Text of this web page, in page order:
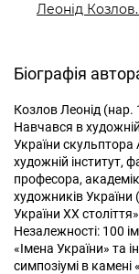
Леонід
Біографія
Козлов Леонід (нар.
Навчався в
України
художній інститут,
професора,
художників
України XX
Незалежності: 100
«Імена України» та
симпозіумі в камені